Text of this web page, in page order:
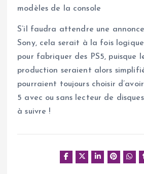
modèles de la console
S’il faudra attendre une
Sony, cela serait à la fois
pour fabriquer des PS5, puisque
production seraient alors
pourraient toujours choisir
5 avec ou sans lecteur de
à suivre !